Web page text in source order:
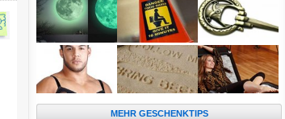
MEHR GESCHENKTIPS